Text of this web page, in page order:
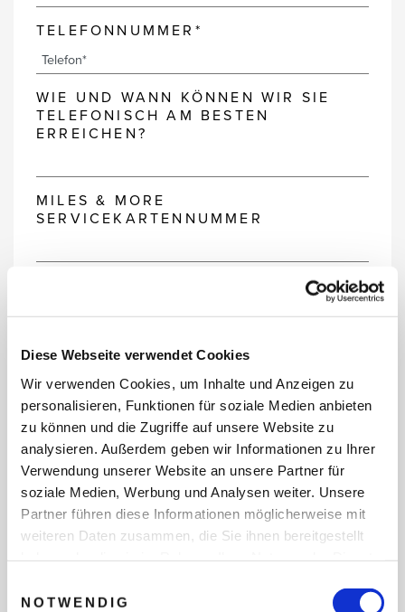
Diese Webseite verwendet Cookies
Wir verwenden Cookies, um Inhalte und Anzeigen zu
personalisieren, Funktionen für soziale Medien anbieten
zu können und die Zugriffe auf unsere Website zu
analysieren. Außerdem geben wir Informationen zu Ihrer
Verwendung unserer Website an unsere Partner für
soziale Medien, Werbung und Analysen weiter. Unsere
Partner führen diese Informationen möglicherweise mit
weiteren Daten zusammen, die Sie ihnen bereitgestellt
NOTWENDIG
TELEFONNUMMER*
WIE UND WANN KÖNNEN WIR SIE
TELEFONISCH AM BESTEN
ERREICHEN?
MILES & MORE
SERVICEKARTENNUMMER
REISEZEITRAUM
ANZAHL ERWACHSENE